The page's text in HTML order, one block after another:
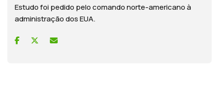
Estudo foi pedido pelo comando norte-americano à
administração dos EUA.